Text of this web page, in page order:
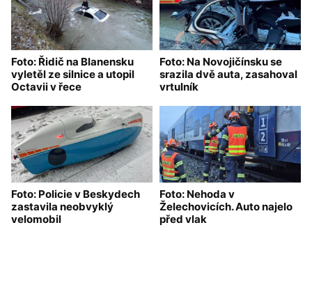
Foto: Řidič na Blanensku
vyletěl ze silnice a utopil
Octavii v řece
Foto: Na Novojičínsku se
srazila dvě auta, zasahoval
vrtulník
Foto: Policie v Beskydech
zastavila neobvyklý
velomobil
Foto: Nehoda v
Želechovicích. Auto najelo
před vlak